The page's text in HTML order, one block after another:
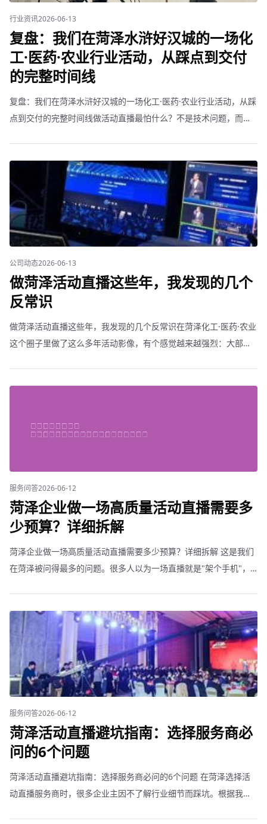
行业资讯2026-06-13
复盘：我们在菏泽水浒好汉城的一场化
工·医药·农业行业活动，从踩点到交付
的完整时间线
复盘：我们在菏泽水浒好汉城的一场化工·医药·农业行业活动，从踩
点到交付的完整时间线做活动直播最怕什么？不是技术问题，而是
公司动态2026-06-13
做菏泽活动直播这些年，我发现的几个
反常识
做菏泽活动直播这些年，我发现的几个反常识在菏泽化工·医药·农业
这个圈子里做了这么多年活动影像，有个感觉越来越强烈：大部分
服务问答2026-06-12
菏泽企业做一场高质量活动直播需要多
少预算？详细拆解
菏泽企业做一场高质量活动直播需要多少预算？详细拆解 这是我们
在菏泽被问得最多的问题。很多人以为一场直播就是"架个手机"，
服务问答2026-06-12
菏泽活动直播避坑指南：选择服务商必
问的6个问题
菏泽活动直播避坑指南：选择服务商必问的6个问题 在菏泽选择活
动直播服务商时，很多企业主因不了解行业细节而踩坑。根据我们